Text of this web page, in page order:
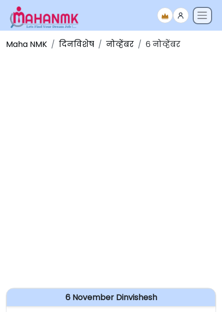
Maha NMK दिनविशेष नोव्हेंबर ६ नोव्हेंबर
6 November Dinvishesh